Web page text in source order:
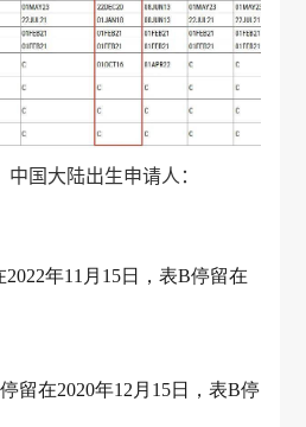
国大陆出生申请人：
年11月15日，表B停留在
留在2020年12月15日，表B停